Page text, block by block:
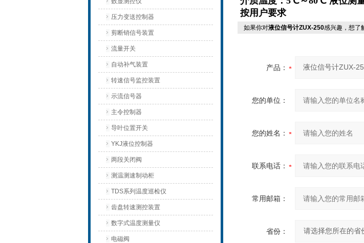
压力变送控制器
剪断销信号装置
流量开关
自动补气装置
转速信号监控装置
示流信号器
主令控制器
导叶位置开关
YKJ液位控制器
两段关闭阀
测温测速制动柜
TDS系列温度巡检仪
齿盘转速测控装置
数字式温度测量仪
电磁阀
按用户要求
如果你对液位信号计ZUX-250感兴趣，想了
产品：
您的单位：
您的姓名：
联系电话：
常用邮箱：
省份：